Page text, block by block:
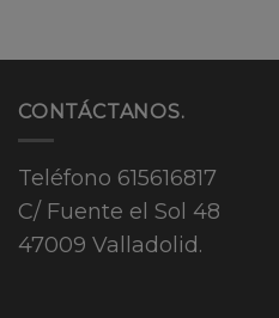
CONTÁCTANOS.
Teléfono 615616817
C/ Fuente el Sol 48
47009 Valladolid.